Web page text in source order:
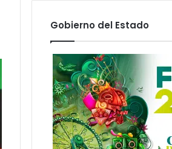
Gobierno del Estado